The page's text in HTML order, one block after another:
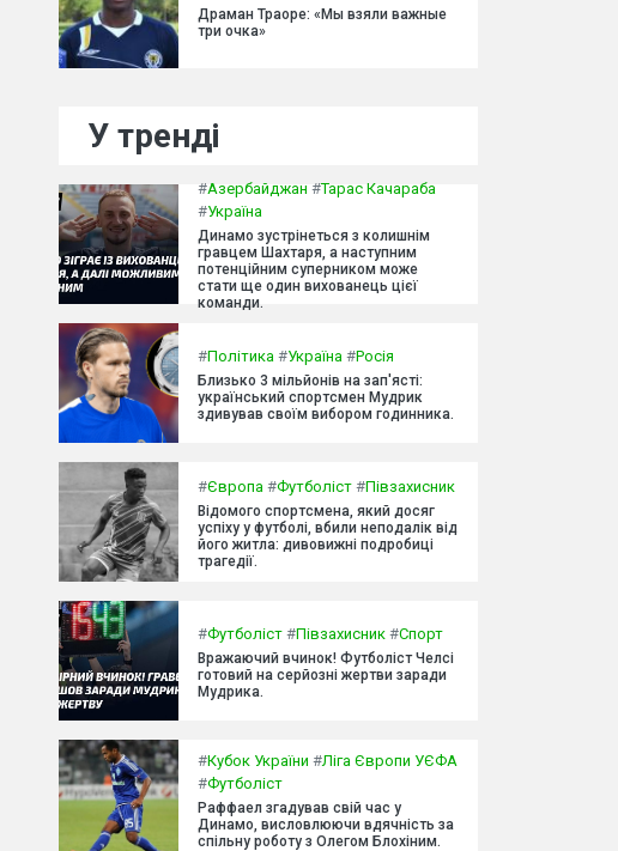
Драман Траоре: «Мы взяли важные
три очка»
У тренді
#Азербайджан #Тарас Качараба
#Україна
Динамо зустрінеться з колишнім
гравцем Шахтаря, а наступним
потенційним суперником може
стати ще один вихованець цієї
команди.
#Політика #Україна #Росія
Близько 3 мільйонів на зап'ясті:
український спортсмен Мудрик
здивував своїм вибором годинника.
#Європа #Футболіст #Півзахисник
Відомого спортсмена, який досяг
успіху у футболі, вбили неподалік від
його житла: дивовижні подробиці
трагедії.
#Футболіст #Півзахисник #Спорт
Вражаючий вчинок! Футболіст Челсі
готовий на серйозні жертви заради
Мудрика.
#Кубок України #Ліга Європи УЄФА
#Футболіст
Раффаел згадував свій час у
Динамо, висловлюючи вдячність за
спільну роботу з Олегом Блохіним.